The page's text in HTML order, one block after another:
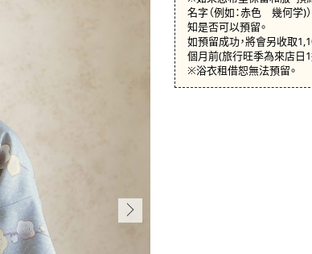
名字（例如：赤色 幾何学)
知是否可以預留。
如預留成功，將會另收取
個月前(旅行旺季為來店日
※浴衣租借恕無法預留。